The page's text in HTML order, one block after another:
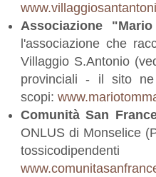
Associazione
l'associazione che
Villaggio S.Antonio
provinciali - il sito
scopi:
Comunità San
ONLUS di Monselice